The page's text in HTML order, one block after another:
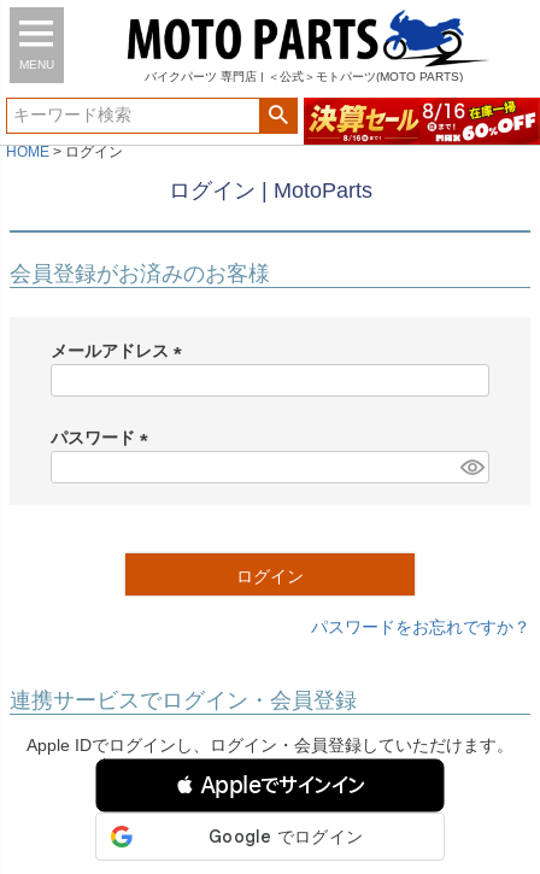
MENU
バイク パーツ 専門店 | ＜公式＞モトパーツ(MOTO PARTS)
HOME ログイン
ログイン | MotoParts
会員登録がお済みのお客様
メールアドレス
)
パスワード
ログイン
パスワードをお忘れですか？
連携サービスでログイン・会員登録
Apple IDでログインし、ログイン・会員登録していただけます。
 Appleでサインイン